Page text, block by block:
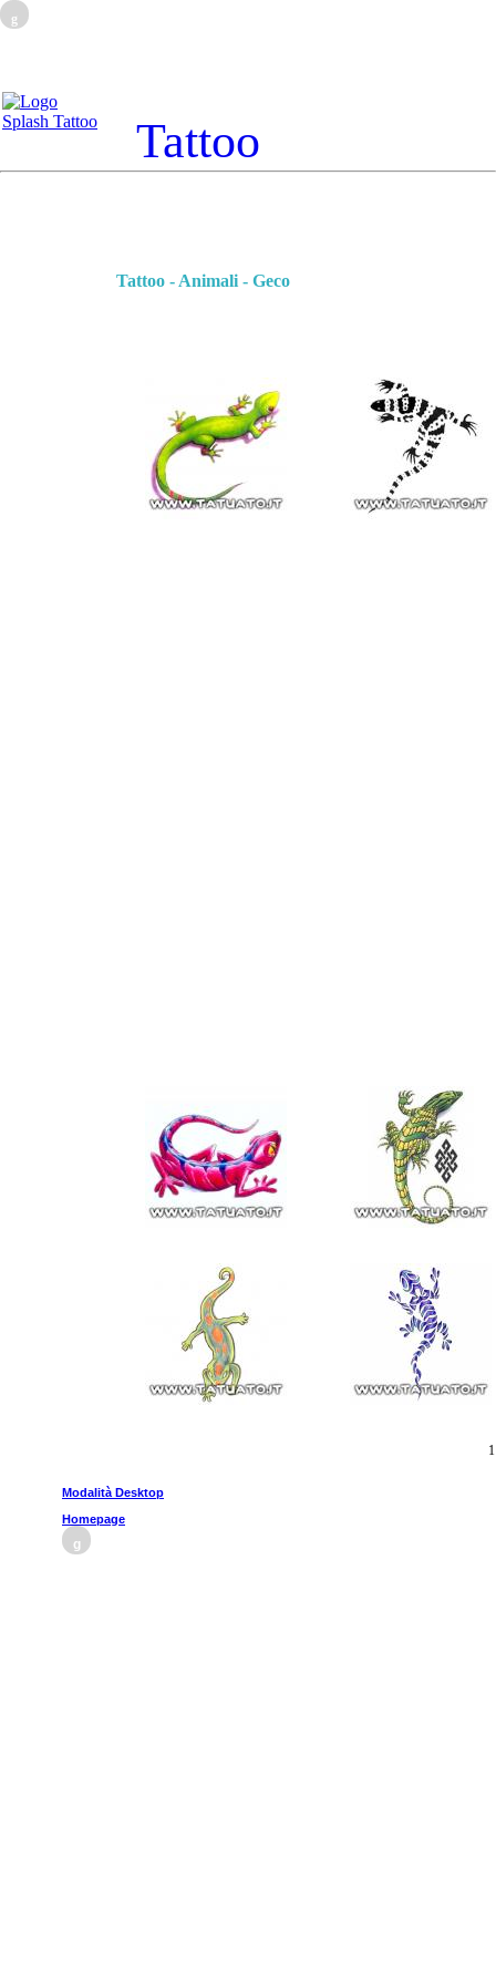
g
Tattoo
Tattoo - Animali - Geco
Modalità Desktop
Homepage
g